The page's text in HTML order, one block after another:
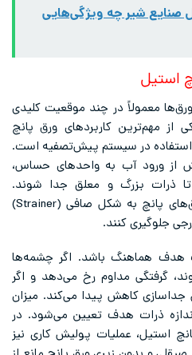
صنایع شیر چه ویژگی‌هایی
استیل
معمولاً در چند موقعیت کلیدی
از مهم‌ترین کاربردهای ورق پانچ
در سیستم پیش‌تصفیه است.
از ورود آب به واحدهای حساس،
ذرات بزرگ و معلق جدا شوند.
همچنین، در ورودی پمپ‌ها، ورق‌های پانچ به شکل صافی (Strainer)
جلوگیری کنند.
هدف هماهنگ باشد. اگر چشمه‌ها
گرفتگی مداوم رخ می‌دهد و اگر
جداسازی کاهش پیدا می‌کند. میزان
ذرات هدف تعیین می‌شود. در
استیل، عملیات پولیش کاری نیز